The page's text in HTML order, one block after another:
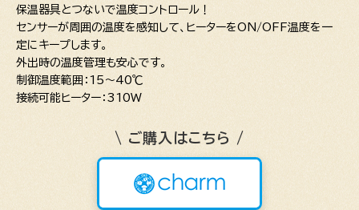
保温器具とつないで温度コントロール！
センサーが周囲の温度を感知して、ヒーターをON/OFF温度を一
定にキープします。
外出時の温度管理も安心です。
制御温度範囲：15～40℃
接続可能ヒーター：310W
\ ご購入はこちら /